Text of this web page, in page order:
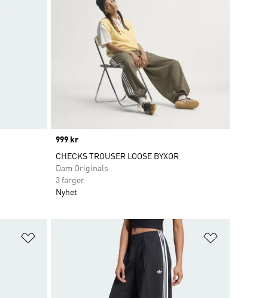
Price
999 kr
CHECKS TROUSER LOOSE BYXOR
Dam Originals
3 färger
Nyhet
Lägg till på önskelistan